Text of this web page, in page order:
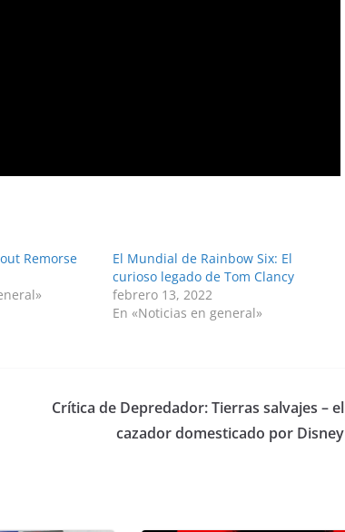
Remorse
El Mundial de Rainbow Six: El
curioso legado de Tom Clancy
febrero 13, 2022
En «Noticias en general»
Crítica de Depredador: Tierras salvajes – el
cazador domesticado por Disney